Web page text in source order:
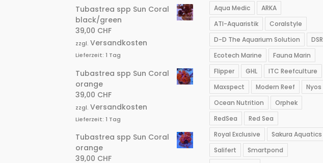
Tubastrea spp Sun Coral
black/green
39,00 CHF
zzgl.Versandkosten
Lieferzeit:1 Tag
Tubastrea spp Sun Coral
orange
39,00 CHF
zzgl.Versandkosten
Lieferzeit:1 Tag
Tubastrea spp Sun Coral
orange
39,00 CHF
Aqua Medic
ARKA
ATI-Aquaristik
Coralstyle
D-D The Aquarium Solution
DSR
Ecotech Marine
Fauna Marin
Flipper
GHL
ITC Reefculture
Maxspect
Modern Reef
Nyos
Ocean Nutrition
Orphek
RedSea
Red Sea
Royal Exclusive
Sakura Aquatics
Salifert
Smartpond